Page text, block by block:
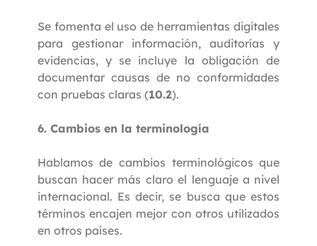
Se fomenta el uso de herramientas digitales
para gestionar información, auditorías y
evidencias, y se incluye la obligación de
documentar causas de no conformidades
con pruebas claras (10.2).
6. Cambios en la terminología
Hablamos de cambios terminológicos que
buscan hacer más claro el lenguaje a nivel
internacional. Es decir, se busca que estos
términos encajen mejor con otros utilizados
en otros países.